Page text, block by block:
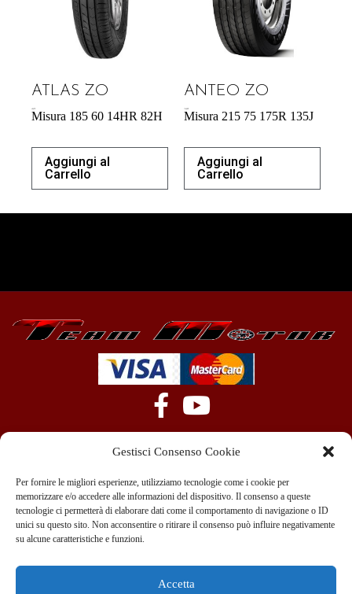
Gestisci Consenso Cookie
Per fornire le migliori esperienze, utilizziamo tecnologie come i cookie per
memorizzare e/o accedere alle informazioni del dispositivo. Il consenso a queste
tecnologie ci permetterà di elaborare dati come il comportamento di navigazione o ID
unici su questo sito. Non acconsentire o ritirare il consenso può influire negativamente
su alcune caratteristiche e funzioni.
Accetta
ATLAS ZO
Misura 185 60 14HR 82H
Aggiungi al
Carrello
ANTEO ZO
Misura 215 75 175R 135J
Aggiungi al
Carrello
+39 351 970 89 33
info@teammotor.it